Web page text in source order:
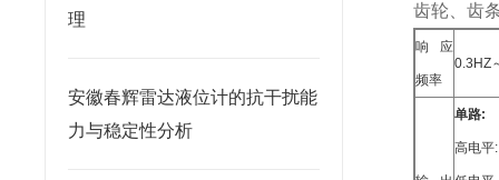
理
安徽春辉雷达液位计的抗干扰能
力与稳定性分析
齿轮、齿
响应
频率
0.3HZ
单路:
高电平: